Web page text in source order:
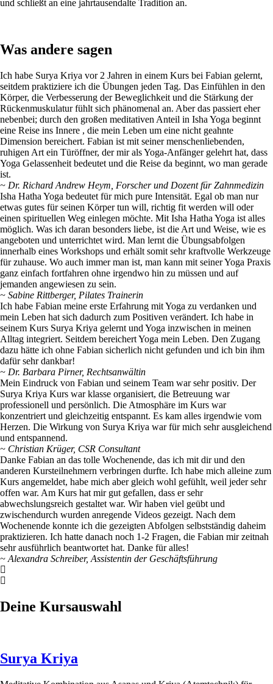
und schließt an eine jahrtausendalte Tradition an.
Was andere sagen
Ich habe Surya Kriya vor 2 Jahren in einem Kurs bei Fabian gelernt,
seitdem praktiziere ich die Übungen jeden Tag. Das Einfühlen in den
Körper, die Verbesserung der Beweglichkeit und die Stärkung der
Rückenmuskulatur fühlt sich phänomenal an. Aber das passiert eher
nebenbei; durch den großen meditativen Anteil in Isha Yoga beginnt
eine Reise ins Innere , die mein Leben um eine nicht geahnte
Dimension bereichert. Fabian ist mit seiner menschenliebenden,
ruhigen Art ein Türöffner, der mir als Yoga-Anfänger gelehrt hat, dass
Yoga Gelassenheit bedeutet und die Reise da beginnt, wo man gerade
ist.
~ Dr. Richard Andrew Heym, Forscher und Dozent für Zahnmedizin
Isha Hatha Yoga bedeutet für mich pure Intensität. Egal ob man nur
etwas gutes für seinen Körper tun will, richtig fit werden will oder
einen spirituellen Weg einlegen möchte. Mit Isha Hatha Yoga ist alles
möglich. Was ich daran besonders liebe, ist die Art und Weise, wie es
angeboten und unterrichtet wird. Man lernt die Übungsabfolgen
innerhalb eines Workshops und erhält somit sehr kraftvolle Werkzeuge
für zuhause. Wo auch immer man ist, man kann mit seiner Yoga Praxis
ganz einfach fortfahren ohne irgendwo hin zu müssen und auf
jemanden angewiesen zu sein.
~ Sabine Rittberger, Pilates Trainerin
Ich habe Fabian meine erste Erfahrung mit Yoga zu verdanken und
mein Leben hat sich dadurch zum Positiven verändert. Ich habe in
seinem Kurs Surya Kriya gelernt und Yoga inzwischen in meinen
Alltag integriert. Seitdem bereichert Yoga mein Leben. Den Zugang
dazu hätte ich ohne Fabian sicherlich nicht gefunden und ich bin ihm
dafür sehr dankbar!
~ Dr. Barbara Pirner, Rechtsanwältin
Mein Eindruck von Fabian und seinem Team war sehr positiv. Der
Surya Kriya Kurs war klasse organisiert, die Betreuung war
professionell und persönlich. Die Atmosphäre im Kurs war
konzentriert und gleichzeitig entspannt. Es kam alles irgendwie vom
Herzen. Die Wirkung von Surya Kriya war für mich sehr ausgleichend
und entspannend.
~ Christian Krüger, CSR Consultant
Danke Fabian an das tolle Wochenende, das ich mit dir und den
anderen Kursteilnehmern verbringen durfte. Ich habe mich alleine zum
Kurs angemeldet, habe mich aber gleich wohl gefühlt, weil jeder sehr
offen war. Am Kurs hat mir gut gefallen, dass er sehr
abwechslungsreich gestaltet war. Wir haben viel geübt und
zwischendurch wurden anregende Videos gezeigt. Nach dem
Wochenende konnte ich die gezeigten Abfolgen selbstständig daheim
praktizieren. Ich hatte danach noch 1-2 Fragen, die Fabian mir zeitnah
sehr ausführlich beantwortet hat. Danke für alles!
~ Alexandra Schreiber, Assistentin der Geschäftsführung
Deine Kursauswahl
Surya Kriya